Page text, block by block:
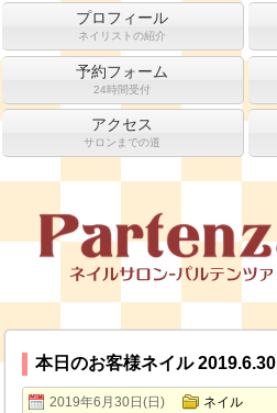
プロフィール
ネイリストの紹介
予約フォーム
24時間受付
アクセス
サロンまでの道
本日のお客様ネイル 2019.6.30
2019年6月30日(日) ネイル